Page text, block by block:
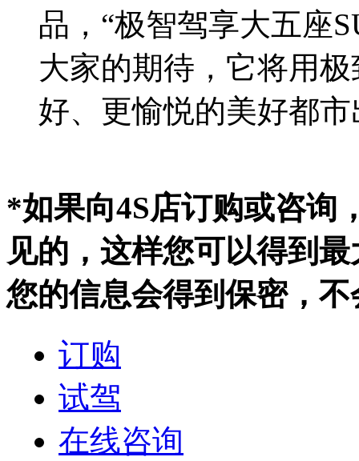
品，“极智驾享大五座
大家的期待，它将用
好、更愉悦的美好都
*如果向4S店订购或咨询
见的，这样您可以得到
您的信息会得到保密，
订购
试驾
在线咨询